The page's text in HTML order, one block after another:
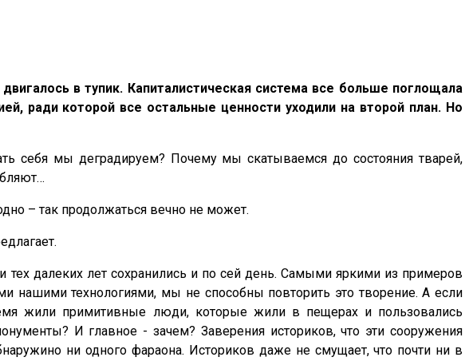
в тупик. Капиталистическая система все больше поглощала
ради которой все остальные ценности уходили на второй план. Но
себя мы деградируем? Почему мы скатываемся до состояния тварей,
– так продолжаться вечно не может.
тех далеких лет сохранились и по сей день. Самыми яркими из примеров
нашими технологиями, мы не способны повторить это творение. А если
жили примитивные люди, которые жили в пещерах и пользовались
И главное - зачем? Заверения историков, что эти сооружения
ни одного фараона. Историков даже не смущает, что почти ни в